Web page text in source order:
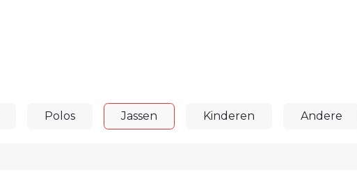
Polos Jassen Kinderen Andere